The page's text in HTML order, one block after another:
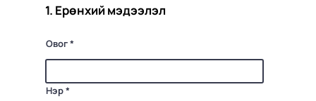
1. Ерөнхий мэдээлэл
Овог
Нэр